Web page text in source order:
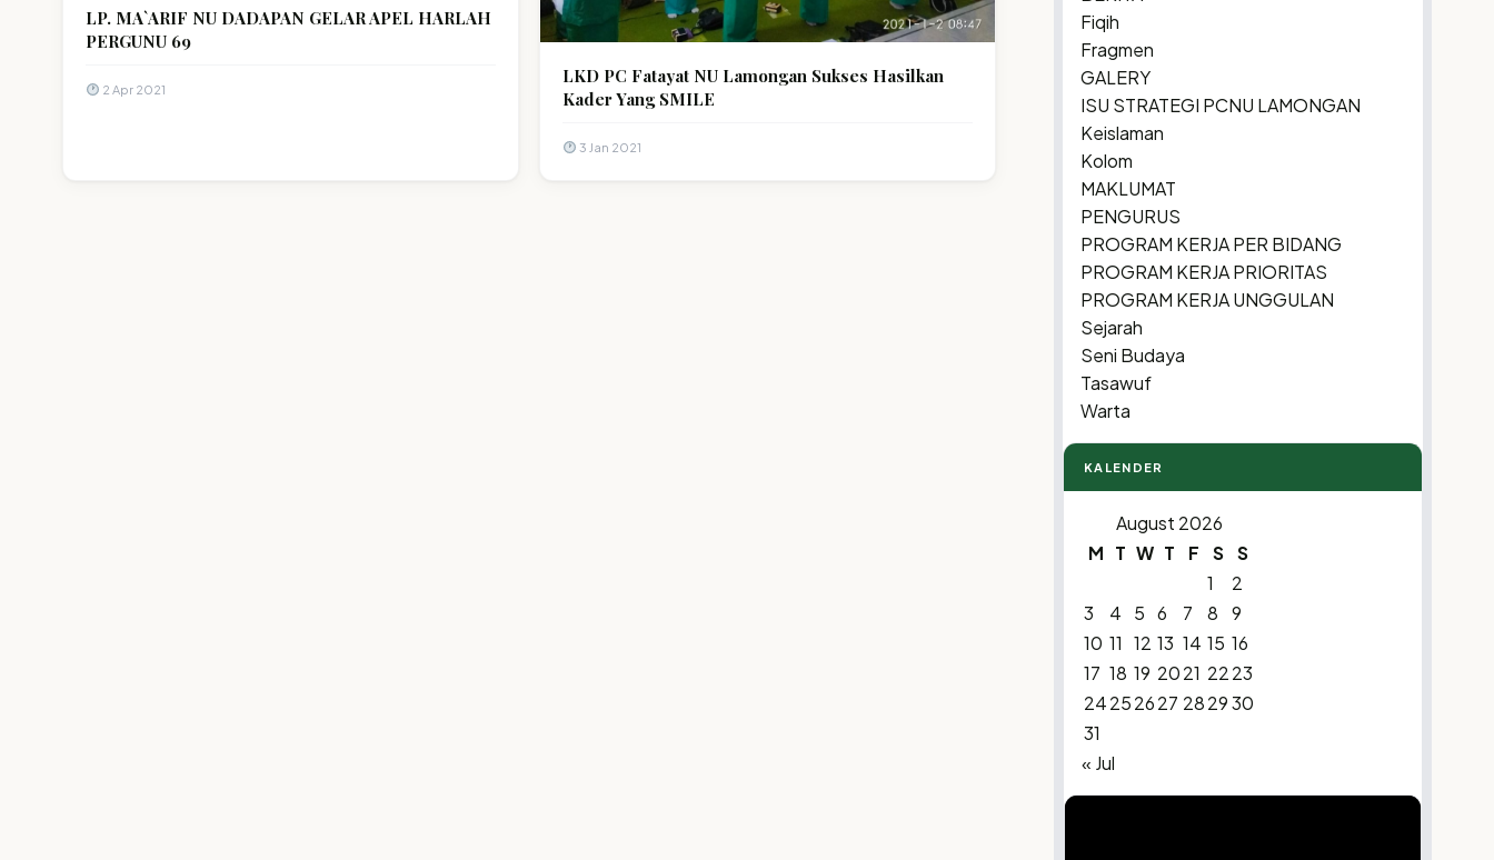
LP. MA`ARIF NU DADAPAN GELAR APEL HARLAH
PERGUNU 69
2 Apr 2021
LKD PC Fatayat NU Lamongan Sukses Hasilkan
Kader Yang SMILE
3 Jan 2021
Fiqih
Fragmen
GALERY
ISU STRATEGI PCNU LAMONGAN
Keislaman
Kolom
MAKLUMAT
PENGURUS
PROGRAM KERJA PER BIDANG
PROGRAM KERJA PRIORITAS
PROGRAM KERJA UNGGULAN
Sejarah
Seni Budaya
Tasawuf
Warta
KALENDER
August 2026
M T W T F S S
1
2
3
4 5 6 7 8
9
10 11 12 13 14 15 16
17 18 19 2021 2223
24252627 282930
31
« Jul
Video